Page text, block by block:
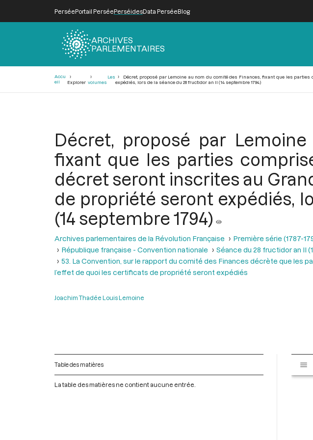
PerséePortail PerséePerséidesData PerséeBlog
ARCHIVES
PARLEMENTAIRES
Accu
eil
Explorer
Les
volumes
Décret, proposé par Lemoine au nom du comité des Finances, fixant que les
expédiés, lors de la séance du 28 fructidor an II (14 septembre 1794)
Décret, proposé par
fixant que les parties
décret seront inscrites au
de propriété seront expédiés,
(14 septembre 1794)
Archives parlementaires de la Révolution Française Première série (1787-
République française - Convention nationale
Séance du 28 fructidor an II
53. La Convention, sur le rapport du comité des Finances décrète que les
l’effet de quoi les certificats de propriété seront expédiés
Joachim Thadée Louis Lemoine
Table des matières
La table des matières ne contient aucune entrée.
s